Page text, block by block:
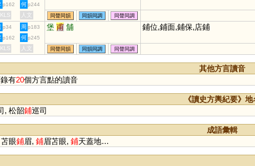
p162 何 p244
人文 同聲同韻 同韻同調 同聲同調
p34 周 p183 堡 甫 舖 鋪位,鋪面,鋪保,店鋪
p162 何 p245
人文 同聲同韻 同韻同調 同聲同調
其他方言讀音
有20個方言點的讀音
《讀史方輿紀要》地
, 松韶鋪巡司
成語彙輯
眼鋪眉, 鋪眉苫眼, 鋪天蓋地…